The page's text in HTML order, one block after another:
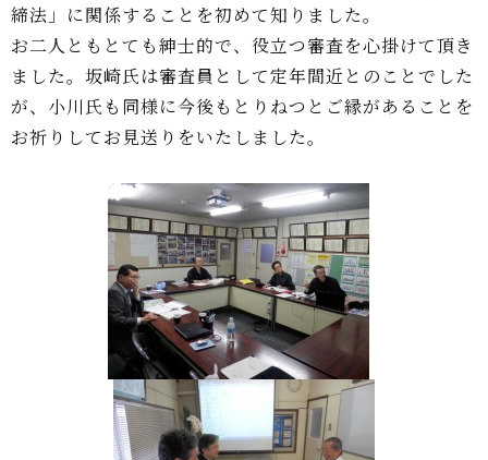
締法」に関係することを初めて知りました。
お二人ともとても紳士的で、役立つ審査を心掛けて頂き
ました。坂崎氏は審査員として定年間近とのことでした
が、小川氏も同様に今後もとりねつとご縁があることを
お祈りしてお見送りをいたしました。